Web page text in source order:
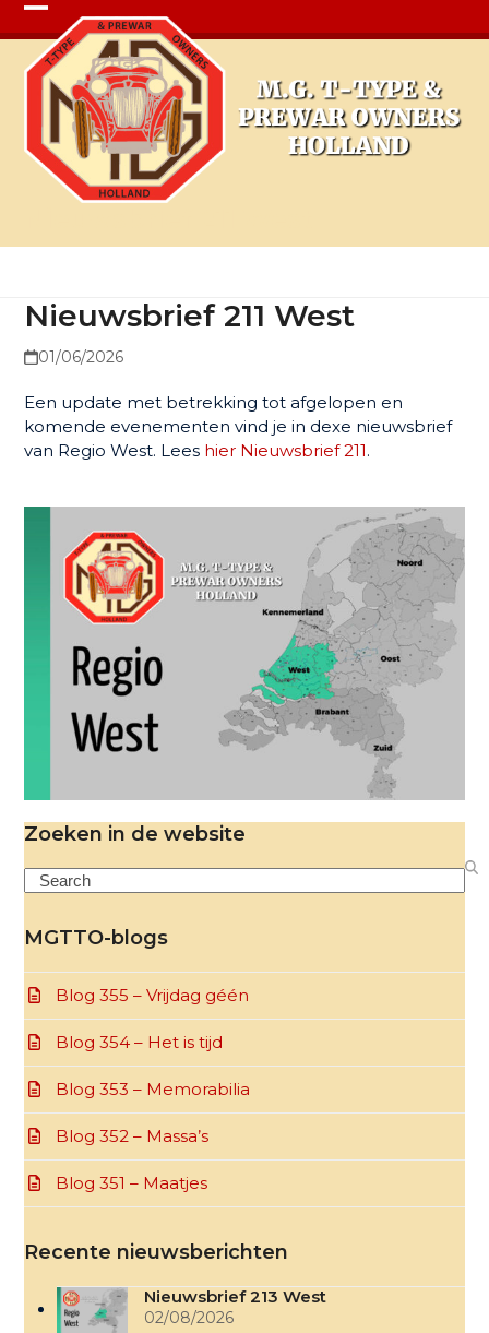
Open
mobile
menu
Close
mobile
menu
Nieuwsbrief 211 West
01/06/2026
Een update met betrekking tot afgelopen en
komende evenementen vind je in dexe nieuwsbrief
van Regio West. Lees hier Nieuwsbrief 211.
Zoeken in de website
Search
MGTTO-blogs
Blog 355 – Vrijdag géén
Blog 354 – Het is tijd
Blog 353 – Memorabilia
Blog 352 – Massa’s
Blog 351 – Maatjes
Recente nieuwsberichten
Nieuwsbrief 213 West
02/08/2026